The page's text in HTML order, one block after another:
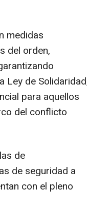
medidas
del orden,
Ley de
para aquellos
del conflicto
de
de seguridad a
con el pleno